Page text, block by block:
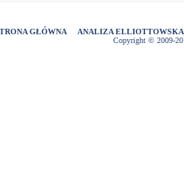
GŁÓWNA
ANALIZA ELLIOTTOWSKA
Copyright © 2009-